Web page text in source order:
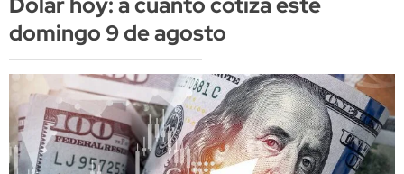
domingo 9 de agosto